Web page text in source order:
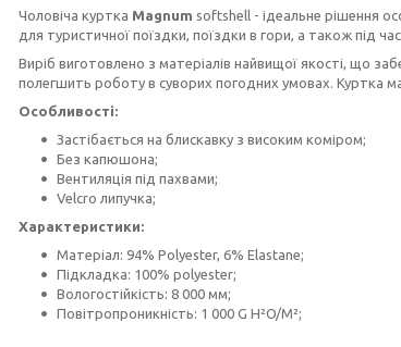
Чоловіча куртка Magnum softshell - ідеальне рішення
для туристичної поїздки, поїздки в гори, а також під
Виріб виготовлено з матеріалів найвищої якості, що
полегшить роботу в суворих погодних умовах. Куртка
Особливості:
Застібається на блискавку з високим коміром;
Без капюшона;
Вентиляція під пахвами;
Velcro липучка;
Характеристики:
Матеріал: 94% Polyester, 6% Elastane;
Підкладка: 100% polyester;
Вологостійкість: 8 000 мм;
Повітропроникність: 1 000 G H²O/M²;